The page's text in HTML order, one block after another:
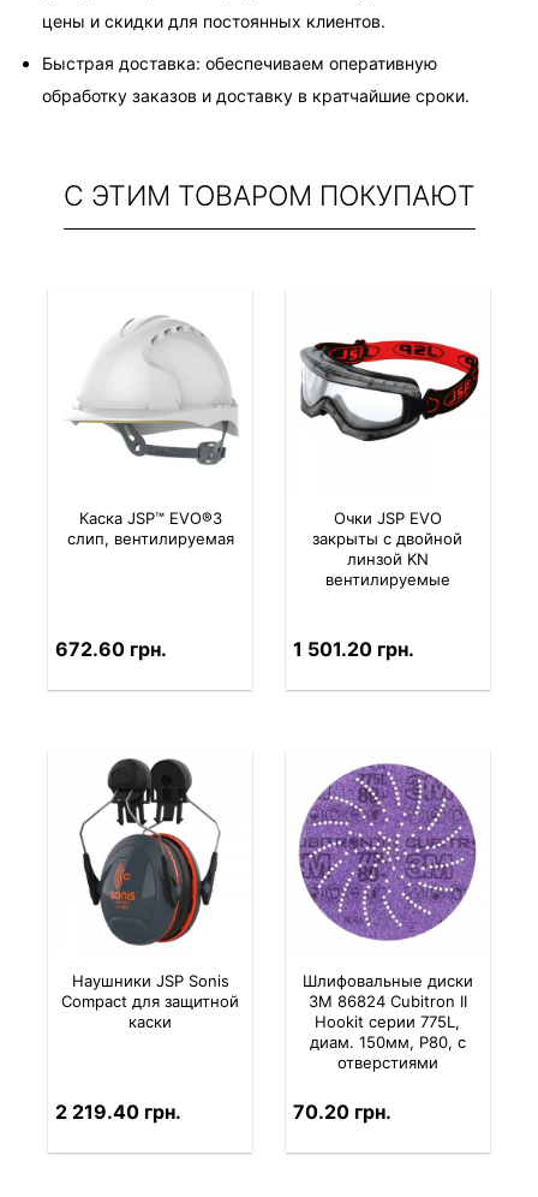
цены и скидки для постоянных клиентов.
Быстрая доставка: обеспечиваем оперативную
обработку заказов и доставку в кратчайшие сроки.
С ЭТИМ ТОВАРОМ ПОКУПАЮТ
Каска JSP™ EVO®3
слип, вентилируемая
672.60 грн.
Очки JSP EVO
закрыты с двойной
линзой KN
вентилируемые
1 501.20 грн.
Наушники JSP Sonis
Compact для защитной
каски
2 219.40 грн.
Шлифовальные диски
3M 86824 Cubitron II
Hookit серии 775L,
диам. 150мм, P80, с
отверстиями
70.20 грн.